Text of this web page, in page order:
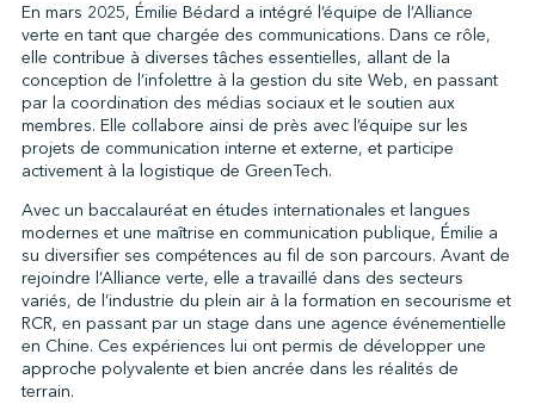
En mars 2025, Émilie Bédard a intégré l’équipe de l’Alliance
verte en tant que chargée des communications. Dans ce rôle,
elle contribue à diverses tâches essentielles, allant de la
conception de l’infolettre à la gestion du site Web, en passant
par la coordination des médias sociaux et le soutien aux
membres. Elle collabore ainsi de près avec l’équipe sur les
projets de communication interne et externe, et participe
activement à la logistique de GreenTech.
Avec un baccalauréat en études internationales et langues
modernes et une maîtrise en communication publique, Émilie a
su diversifier ses compétences au fil de son parcours. Avant de
rejoindre l’Alliance verte, elle a travaillé dans des secteurs
variés, de l’industrie du plein air à la formation en secourisme et
RCR, en passant par un stage dans une agence événementielle
en Chine. Ces expériences lui ont permis de développer une
approche polyvalente et bien ancrée dans les réalités de
terrain.